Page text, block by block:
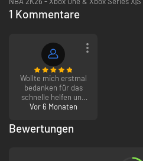
1 Kommentare
Wollte mich erstmal
bedanken für das
schnelle helfen und
dem beinahe
von Anno. Wie
gesagt vielen Dank
Vor 6 Monaten
Bewertungen